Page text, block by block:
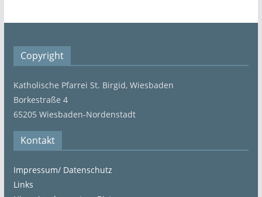
Copyright
Katholische Pfarrei St. Birgid, Wiesbaden
Borkestraße 4
65205 Wiesbaden-Nordenstadt
Kontakt
Impressum/ Datenschutz
Links